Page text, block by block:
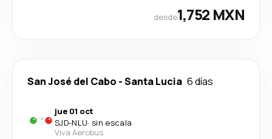
desde1,752 MXN
San José del Cabo -Santa Lucia 6 días
jue 01 oct
SJD-NLU· sin escala
Viva Aerobus